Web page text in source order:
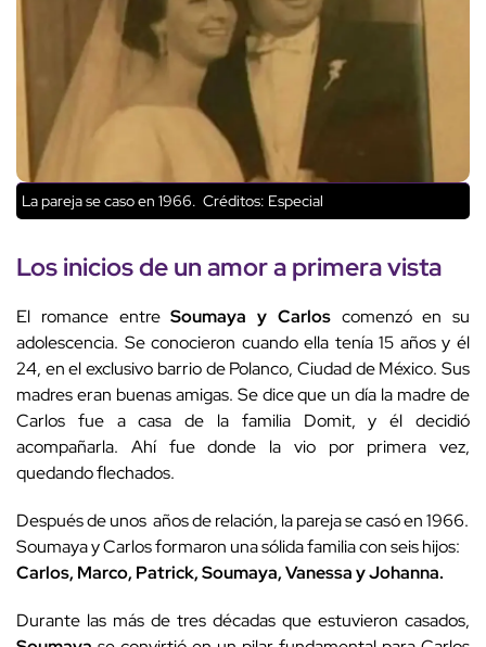
La pareja se caso en 1966. Créditos: Especial
Los inicios de un amor a primera vista
El romance entreSoumaya y Carloscomenzó en su
adolescencia. Se conocieron cuando ella tenía 15 años y él
24, en el exclusivo barrio de Polanco, Ciudad de México. Sus
madres eran buenas amigas. Se dice que un día la madre de
Carlos fue a casa de la familia Domit, y él decidió
acompañarla. Ahí fue donde la vio por primera vez,
quedando flechados.
Después de unos años de relación, la pareja se casó en 1966.
Soumaya y Carlos formaron una sólida familia con seis hijos:
Carlos, Marco, Patrick, Soumaya, Vanessa y Johanna.
Durante las más de tres décadas que estuvieron casados,